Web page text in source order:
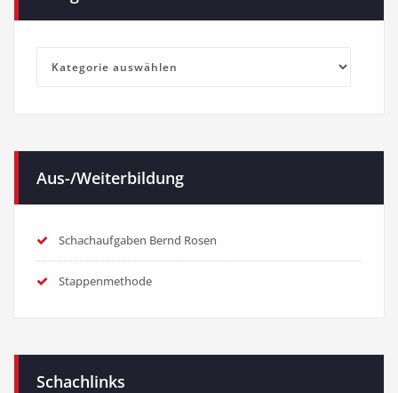
Kategorien
Aus-/Weiterbildung
Schachaufgaben Bernd Rosen
Stappenmethode
Schachlinks